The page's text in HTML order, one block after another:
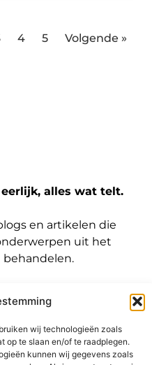
wij technologieën zoals
op te slaan en/of te raadplegen.
kunnen wij gegevens zoals
4 5 Volgende »
alles wat telt.
en artikelen die
uit het
behandelen.